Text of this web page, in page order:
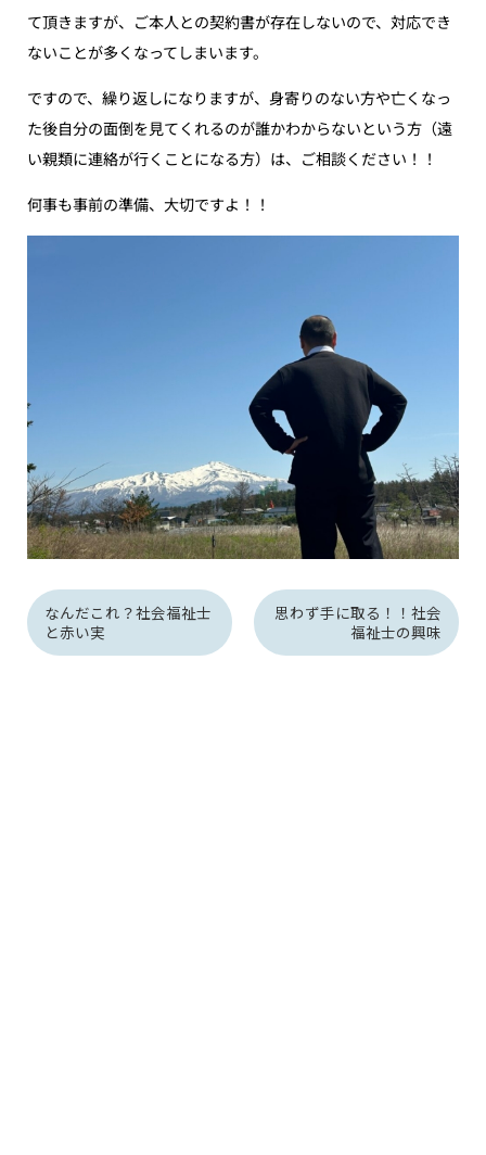
て頂きますが、ご本人との契約書が存在しないので、対応でき
ないことが多くなってしまいます。
ですので、繰り返しになりますが、身寄りのない方や亡くなっ
た後自分の面倒を見てくれるのが誰かわからないという方（遠
い親類に連絡が行くことになる方）は、ご相談ください！！
何事も事前の準備、大切ですよ！！
なんだこれ？社会福祉士
と赤い実
思わず手に取る！！社会
福祉士の興味